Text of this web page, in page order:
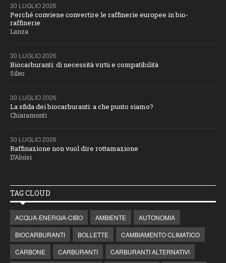
30 LUGLIO 2026
Perché conviene convertire le raffinerie europee in bio-
raffinerie
Lanza
30 LUGLIO 2026
Biocarburanti: di necessità virtù e compatibilità
Sileo
30 LUGLIO 2026
La sfida dei biocarburanti: a che punto siamo?
Chiaramonti
30 LUGLIO 2026
Raffinazione non vuol dire rottamazione
D’Aloisi
TAG CLOUD
ACQUA-ENERGIA-CIBO AMBIENTE
AUTONOMIA
BIOCARBURANTI
BOLLETTE
CAMBIAMENTO CLIMATICO
CARBONE
CARBURANTI CARBURANTI ALTERNATIVI